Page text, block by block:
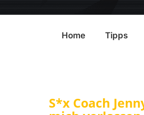
Home Tipps
S*x Coach